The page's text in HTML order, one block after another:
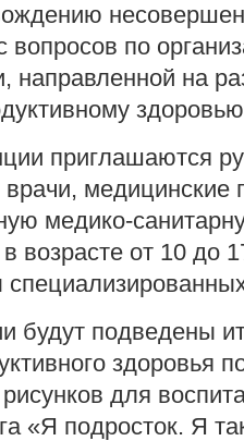
вопросов по
направленной на
приглашаются
медицинские
медико-
возрасте от 10 до
будут подведены
здоровья
для
«Я подросток. Я